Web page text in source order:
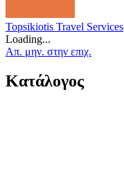
Topsikiotis Travel Services
Loading...
Απ. μην. στην επιχ.
Κατάλογος